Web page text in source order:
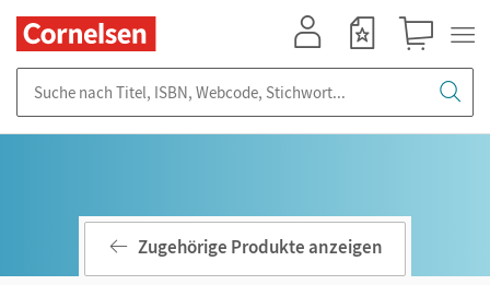
Zugehörige Produkte anzeigen